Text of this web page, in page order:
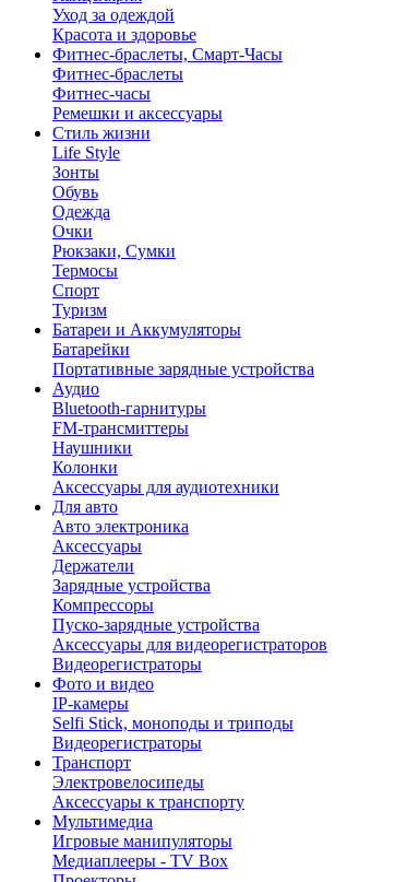
Уход за одеждой
Красота и здоровье
Фитнес-браслеты, Смарт-Часы
Фитнес-браслеты
Фитнес-часы
Ремешки и аксессуары
Стиль жизни
Life Style
Зонты
Обувь
Одежда
Очки
Рюкзаки, Сумки
Термосы
Спорт
Туризм
Батареи и Аккумуляторы
Батарейки
Портативные зарядные устройства
Аудио
Bluetooth-гарнитуры
FM-трансмиттеры
Наушники
Колонки
Аксессуары для аудиотехники
Для авто
Авто электроника
Аксессуары
Держатели
Зарядные устройства
Компрессоры
Пуско-зарядные устройства
Аксессуары для видеорегистраторов
Видеорегистраторы
Фото и видео
IP-камеры
Selfi Stick, моноподы и триподы
Видеорегистраторы
Транспорт
Электровелосипеды
Аксессуары к транспорту
Мультимедиа
Игровые манипуляторы
Медиаплееры - TV Box